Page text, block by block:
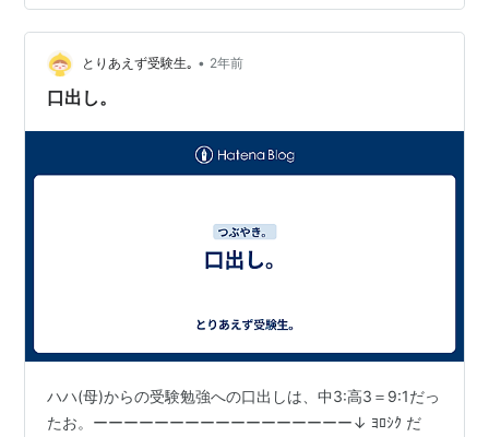
の人も、違うだめだと思っていたとして、そうでしかし
ょうがない理由があってそうしているのだから、そこを
否定されたら、自分を尊重されていない事である。それ
は、うざいに違いない( ´艸｀)。 〇〇〇〇〇 放っておい
とりあえず受験生｡ • 2年前
口出し。
ハハ(母)からの受験勉強への口出しは、中3:高3＝9:1だっ
たお。ーーーーーーーーーーーーーーーーー↓ ﾖﾛｼｸ だ